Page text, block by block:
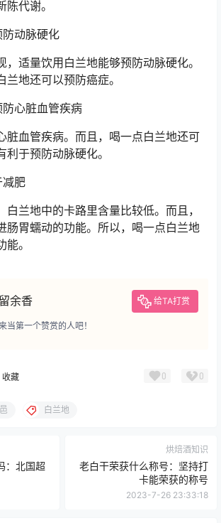
代谢。
动脉硬化
，适量饮用白兰地能够预防动脉硬化。
地还可以预防癌症。
心脏血管疾病
脏血管疾病。而且，喝一点白兰地还可
于预防动脉硬化。
减肥
白兰地中的卡路里含量比较低。而且，
肠胃蠕动的功能。所以，喝一点白兰地
。
余香 给TA打赏
当第一个赞赏的人吧！
收藏 0 0
白兰地
：北国超
烘焙酒知识
老白干荣获什么称号：坚持打
卡能荣获的称号
2023-7-26 23:33:18